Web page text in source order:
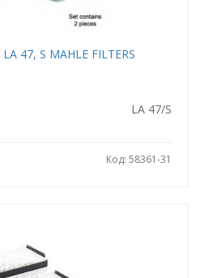
47, S MAHLE FILTERS
LA 47/S
Код: 58361-31